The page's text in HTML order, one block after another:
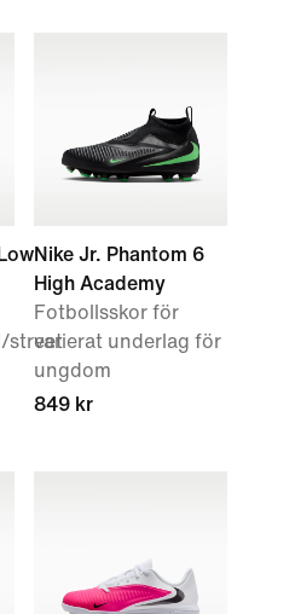
street
Nike Jr. Phantom 6
High Academy
Fotbollsskor för
varierat underlag för
ungdom
849 kr